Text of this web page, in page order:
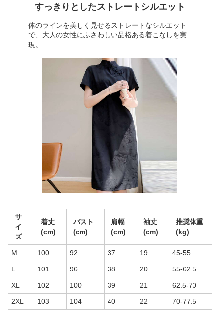
すっきりとしたストレートシルエット
体のラインを美しく見せるストレートなシルエット
で、大人の女性にふさわしい品格ある着こなしを実
現。
サ
イ
ズ
着丈
(cm)
バスト
(cm)
肩幅
(cm)
袖丈
(cm)
推奨体重
(kg)
M 100 92 37 19 45-55
L 101 96 38 20 55-62.5
XL 102 100 39 21 62.5-70
2XL 103 104 40 22 70-77.5